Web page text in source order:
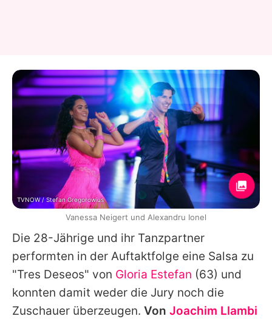
Die 28-Jährige und ihr Tanzpartner
performten in der Auftaktfolge eine Salsa zu
"Tres Deseos" von Gloria Estefan (63) und
konnten damit weder die Jury noch die
Zuschauer überzeugen. Von Joachim Llambi
TVNOW / Stefan Gregorowius
Vanessa Neigert und Alexandru Ionel